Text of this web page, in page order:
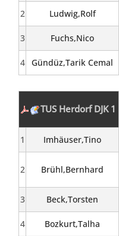
2 Ludwig,Rolf
3 Fuchs,Nico
4 Gündüz,Tarik Cemal
TUS Herdorf DJK 1
1 Imhäuser,Tino
2 Brühl,Bernhard
3 Beck,Torsten
4 Bozkurt,Talha